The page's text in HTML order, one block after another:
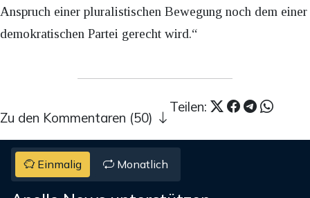
Anspruch einer pluralistischen Bewegung noch dem einer
demokratischen Partei gerecht wird.“
Teilen:
Zu den Kommentaren (50)
Einmalig Monatlich